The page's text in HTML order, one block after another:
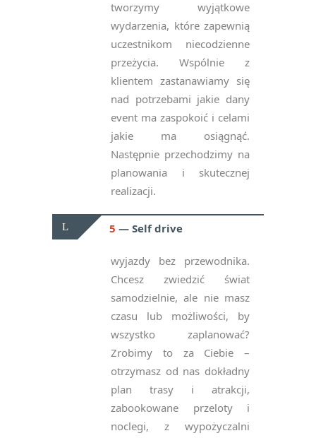
tworzymy wyjątkowe
wydarzenia, które zapewnią
uczestnikom niecodzienne
przeżycia. Wspólnie z
klientem zastanawiamy się
nad potrzebami jakie dany
event ma zaspokoić i celami
jakie ma osiągnąć.
Następnie przechodzimy na
planowania i skutecznej
realizacji.
5 Self drive
wyjazdy bez przewodnika.
Chcesz zwiedzić świat
samodzielnie, ale nie masz
czasu lub możliwości, by
wszystko zaplanować?
Zrobimy to za Ciebie –
otrzymasz od nas dokładny
plan trasy i atrakcji,
zabookowane przeloty i
noclegi, z wypożyczalni